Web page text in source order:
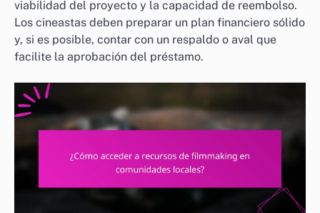
viabilidad del proyecto y la capacidad de reembolso.
Los cineastas deben preparar un plan financiero sólido
y, si es posible, contar con un respaldo o aval que
facilite la aprobación del préstamo.